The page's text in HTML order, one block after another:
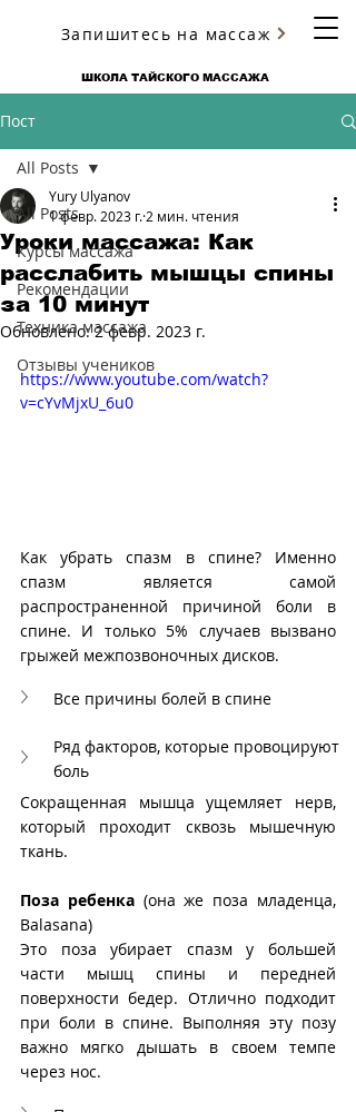
ШКОЛА ТАЙСКОГО МАССАЖА
ЮРИЯ УЛЬЯНОВА
Запишитесь на массаж
Пост
All Posts
Курсы массажа
Рекомендации
Техника массажа
Отзывы учеников
All Posts
Уроки массажа: Как
расслабить мышцы спины
за 10 минут
Yury Ulyanov
1 февр. 2023 г. 2 мин. чтения
Обновлено:2 февр. 2023 г.
https://www.youtube.com/watch?
v=cYvMjxU_6u0
Как убрать спазм в спине? Именно
спазм является самой
распространенной причиной боли в
спине. И только 5% случаев вызвано
грыжей межпозвоночных дисков.
Все причины болей в спине
Ряд факторов, которые провоцируют
боль
Сокращенная мышца ущемляет нерв,
который проходит сквозь мышечную
ткань.
Поза ребенка (она же поза младенца,
Balasana)
Это поза убирает спазм у большей
части мышц спины и передней
поверхности бедер. Отлично подходит
при боли в спине. Выполняя эту позу
важно мягко дышать в своем темпе
через нос.